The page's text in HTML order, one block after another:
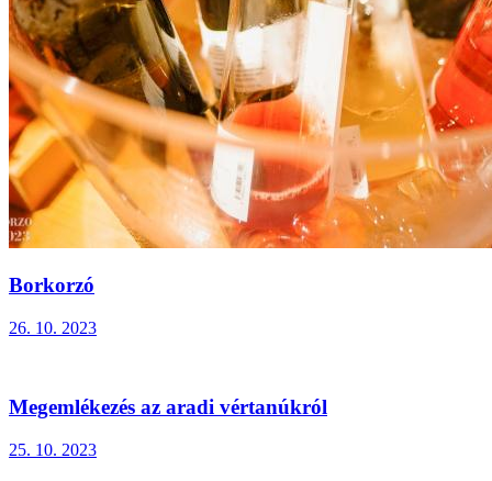
Borkorzó
26. 10. 2023
Megemlékezés az aradi vértanúkról
25. 10. 2023